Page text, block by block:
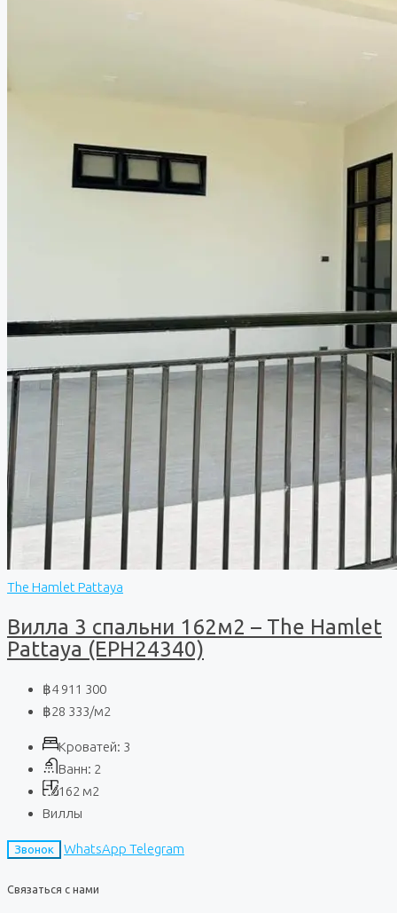
The Hamlet Pattaya
Вилла 3 спальни 162м2 – The Hamlet
Pattaya (EPH24340)
฿4 911 300
฿28 333/м2
Кроватей: 3
Ванн: 2
162 м2
Виллы
Звонок WhatsApp Telegram
Связаться с нами